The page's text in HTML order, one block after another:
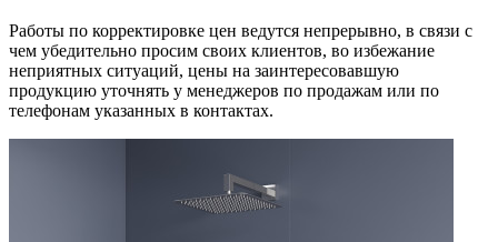
Работы по корректировке цен ведутся непрерывно, в связи с
чем убедительно просим своих клиентов, во избежание
неприятных ситуаций, цены на заинтересовавшую
продукцию уточнять у менеджеров по продажам или по
телефонам указанных в контактах.